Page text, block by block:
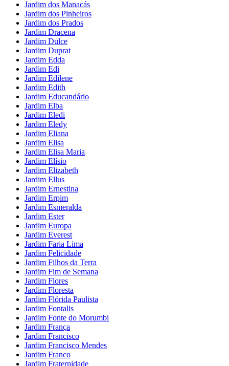
Jardim dos Manacás
Jardim dos Pinheiros
Jardim dos Prados
Jardim Dracena
Jardim Dulce
Jardim Duprat
Jardim Edda
Jardim Edi
Jardim Edilene
Jardim Edith
Jardim Educandário
Jardim Elba
Jardim Eledi
Jardim Eledy
Jardim Eliana
Jardim Elisa
Jardim Elisa Maria
Jardim Elísio
Jardim Elizabeth
Jardim Ellus
Jardim Ernestina
Jardim Erpim
Jardim Esmeralda
Jardim Ester
Jardim Europa
Jardim Everest
Jardim Faria Lima
Jardim Felicidade
Jardim Filhos da Terra
Jardim Fim de Semana
Jardim Flores
Jardim Floresta
Jardim Flórida Paulista
Jardim Fontalis
Jardim Fonte do Morumbi
Jardim França
Jardim Francisco
Jardim Francisco Mendes
Jardim Franco
Jardim Fraternidade